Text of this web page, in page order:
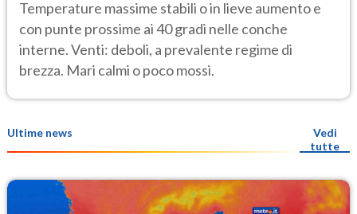
Temperature massime stabili o in lieve aumento e
con punte prossime ai 40 gradi nelle conche
interne. Venti: deboli, a prevalente regime di
brezza. Mari calmi o poco mossi.
Ultime news
Vedi
tutte